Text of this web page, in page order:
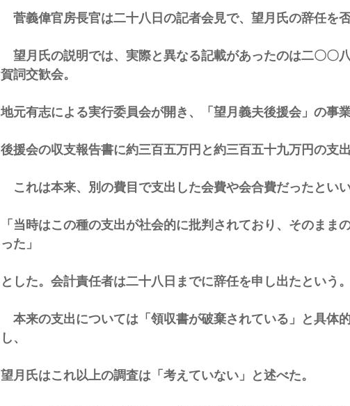
菅義偉官房長官は二十八日の記者会見で、望月氏の辞任を
望月氏の説明では、実際と異なる記載があったのは二〇〇
賀詞交歓会。
地元有志による実行委員会が開き、「望月義夫後援会」の事
後援会の収支報告書に約三百五万円と約三百五十九万円の支
これは本来、別の費目で支出した会費や会合費だったとい
「当時はこの種の支出が社会的に批判されており、そのまま
った」
とした。会計責任者は二十八日までに辞任を申し出たという。
本来の支出については「領収書が破棄されている」と具体
し、
望月氏はこれ以上の調査は「考えていない」と述べた。